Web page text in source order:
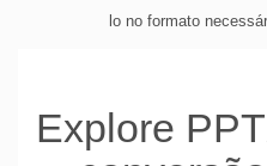
lo no formato
Explore